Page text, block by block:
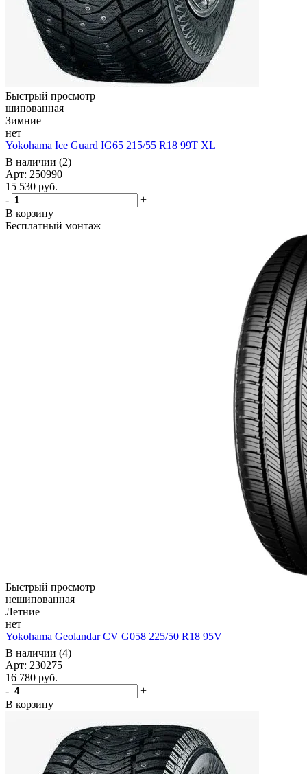
Быстрый просмотр
шипованная
Зимние
нет
Yokohama Ice Guard IG65 215/55 R18 99T XL
В наличии (2)
Арт: 250990
15 530 руб.
-
+
В корзину
Бесплатный монтаж
Быстрый просмотр
нешипованная
Летние
нет
Yokohama Geolandar CV G058 225/50 R18 95V
В наличии (4)
Арт: 230275
16 780 руб.
-
+
В корзину